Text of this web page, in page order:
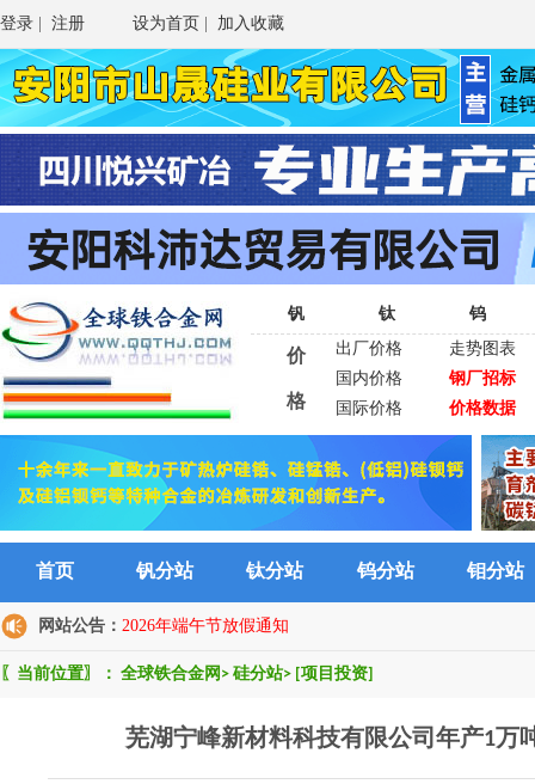
登录 注册 设为首页 加入收藏
钒 钛 钨
价
格
出厂价格
走势图表
国内价格
钢厂招标
国际价格
价格数据
首页 钒分站 钛分站 钨分站 钼分站
网站公告： 2026年端午节放假通知
〖当前位置〗： 全球铁合金网 > 硅分站> [项目投资]
芜湖宁峰新材料科技有限公司年产1万